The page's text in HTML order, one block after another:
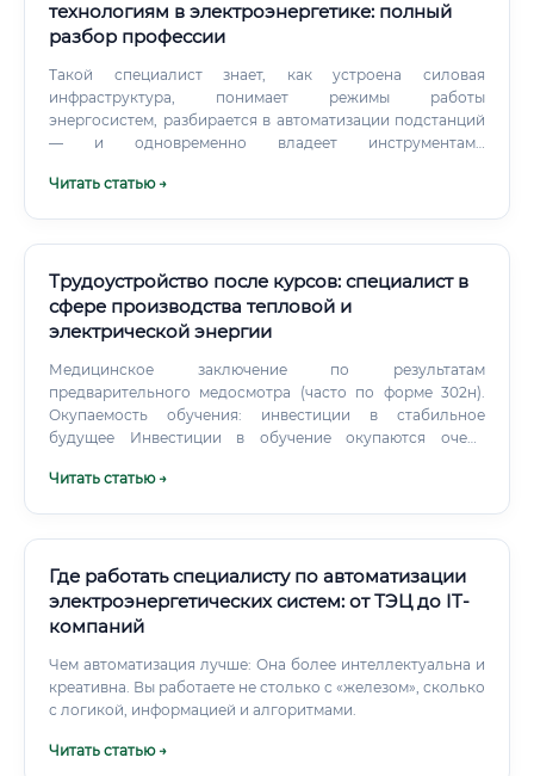
технологиям в электроэнергетике: полный
разбор профессии
Такой специалист знает, как устроена силовая
инфраструктура, понимает режимы работы
энергосистем, разбирается в автоматизации подстанций
— и одновременно владеет инструментами
обучения. Появление этой профессии — прямое
децентрализованную генерацию, электромобили —
управлять всем этим по старым схемам стало
невозможно.
Читать статью →
Трудоустройство после курсов: специалист в
сфере производства тепловой и
электрической энергии
Медицинское заключение по результатам
предварительного медосмотра (часто по форме 302н).
Окупаемость обучения: инвестиции в стабильное
будущее Инвестиции в обучение окупаются очень
стартовому доходу.
Читать статью →
Где работать специалисту по автоматизации
электроэнергетических систем: от ТЭЦ до IT-
компаний
Чем автоматизация лучше: Она более интеллектуальна и
креативна. Вы работаете не столько с «железом», сколько
с логикой, информацией и алгоритмами.
Читать статью →